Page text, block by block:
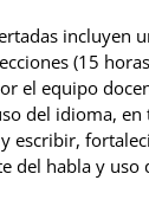
incluyen
(15
el equipo
del idioma, en
escribir,
del habla y uso